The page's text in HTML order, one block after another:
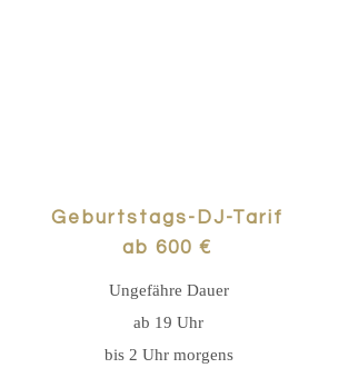
Geburtstags-DJ-Tarif
ab 600 €
Ungefähre Dauer
ab 19 Uhr
bis 2 Uhr morgens